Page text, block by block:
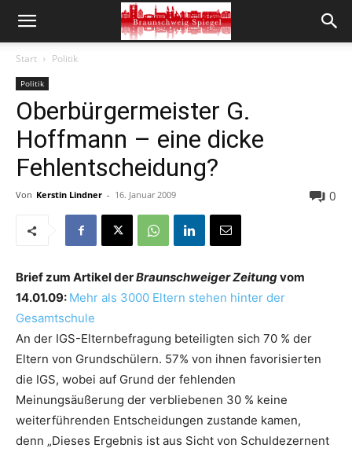
Start Politik
Politik
Oberbürgermeister G.
Hoffmann – eine dicke
Fehlentscheidung?
Von Kerstin Lindner - 16. Januar 2009 0
Brief zum Artikel derBraunschweiger Zeitungvom
14.01.09: Mehr als 3000 Eltern stehen hinter der
Gesamtschule
An der IGS-Elternbefragung beteiligten sich 70 % der
Eltern von Grundschülern. 57% von ihnen favorisierten
die IGS, wobei auf Grund der fehlenden
Meinungsäußerung der verbliebenen 30 % keine
weiterführenden Entscheidungen zustande kamen,
denn „Dieses Ergebnis ist aus Sicht von Schuldezernent